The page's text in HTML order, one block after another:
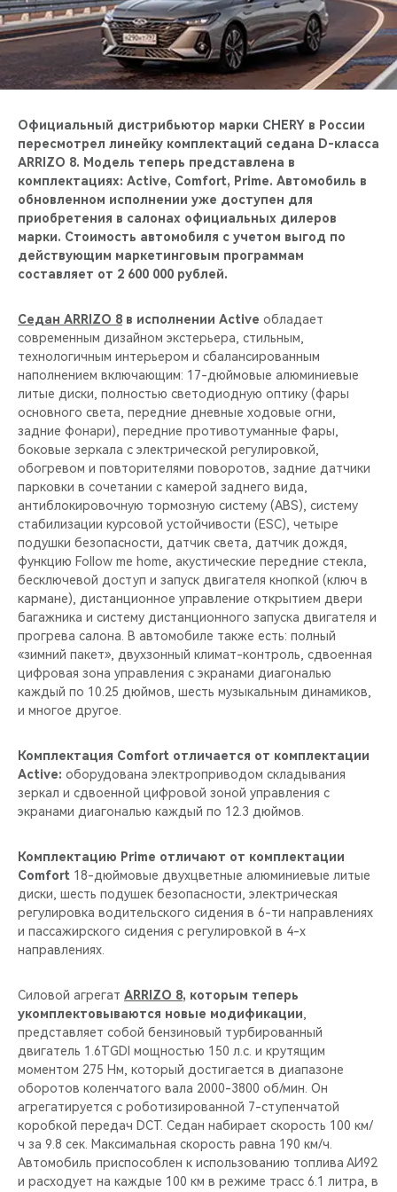
CHERY И СПОРТ
НАШИ МЕРОПРИЯТИЯ
CHERY ДЛЯ ДЕТЕЙ
Официальный дистрибьютор марки CHERY в России
пересмотрел линейку комплектаций седана D-класса
ARRIZO 8. Модель теперь представлена в
комплектациях: Active, Comfort, Prime. Автомобиль в
обновленном исполнении уже доступен для
приобретения в салонах официальных дилеров
марки. Стоимость автомобиля с учетом выгод по
действующим маркетинговым программам
составляет от 2 600 000 рублей.
Седан ARRIZO 8 в исполнении Active обладает
современным дизайном экстерьера, стильным,
технологичным интерьером и сбалансированным
наполнением включающим: 17-дюймовые алюминиевые
литые диски, полностью светодиодную оптику (фары
основного света, передние дневные ходовые огни,
задние фонари), передние противотуманные фары,
боковые зеркала с электрической регулировкой,
обогревом и повторителями поворотов, задние датчики
парковки в сочетании с камерой заднего вида,
антиблокировочную тормозную систему (ABS), систему
стабилизации курсовой устойчивости (ESС), четыре
подушки безопасности, датчик света, датчик дождя,
функцию Follow me home, акустические передние стекла,
бесключевой доступ и запуск двигателя кнопкой (ключ в
кармане), дистанционное управление открытием двери
багажника и систему дистанционного запуска двигателя и
прогрева салона. В автомобиле также есть: полный
«зимний пакет», двухзонный климат-контроль, сдвоенная
цифровая зона управления с экранами диагональю
каждый по 10.25 дюймов, шесть музыкальным динамиков,
и многое другое.
Комплектация Comfort отличается от комплектации
Active: оборудована электроприводом складывания
зеркал и сдвоенной цифровой зоной управления с
экранами диагональю каждый по 12.3 дюймов.
Комплектацию Prime отличают от комплектации
Comfort 18-дюймовые двухцветные алюминиевые литые
диски, шесть подушек безопасности, электрическая
регулировка водительского сидения в 6-ти направлениях
и пассажирского сидения с регулировкой в 4-х
направлениях.
Силовой агрегат ARRIZO 8, которым теперь
укомплектовываются новые модификации
представляет собой бензиновый турбированный
двигатель 1.6TGDI мощностью 150 л.с. и крутящим
моментом 275 Нм, который достигается в диапазоне
оборотов коленчатого вала 2000-3800 об/мин. Он
агрегатируется с роботизированной 7-ступенчатой
коробкой передач DCT. Седан набирает скорость 100 км/
ч за 9.8 сек. Максимальная скорость равна 190 км/ч.
Автомобиль приспособлен к использованию топлива АИ92
и расходует на каждые 100 км в режиме трасс 6.1 литра, в